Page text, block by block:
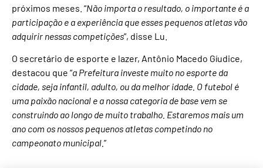
próximos meses. “Não importa o resultado, o importante é a
participação e a experiência que esses pequenos atletas vão
adquirir nessas competições”, disse Lu.
O secretário de esporte e lazer, Antônio Macedo Gíudice,
destacou que “a Prefeitura investe muito no esporte da
cidade, seja infantil, adulto, ou da melhor idade. O futebol é
uma paixão nacional e a nossa categoria de base vem se
construindo ao longo de muito trabalho. Estaremos mais um
ano com os nossos pequenos atletas competindo no
campeonato municipal. ”